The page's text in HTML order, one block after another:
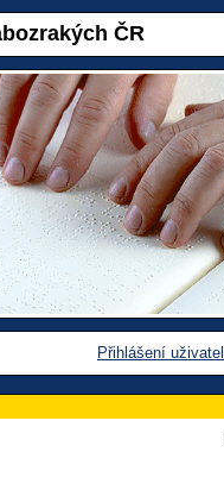
ČR
Přihlášení